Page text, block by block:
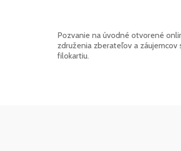
Pozvanie na úvodné otvorené
združenia zberateľov a
filokartiu.